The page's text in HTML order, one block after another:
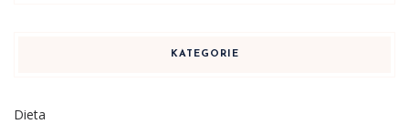
KATEGORIE
Dieta